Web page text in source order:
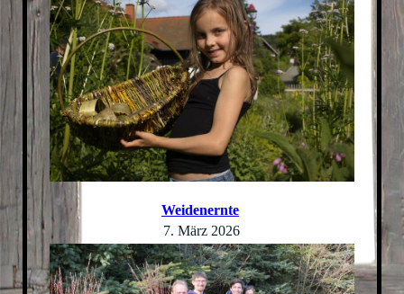
Weidenernte
7. März 2026